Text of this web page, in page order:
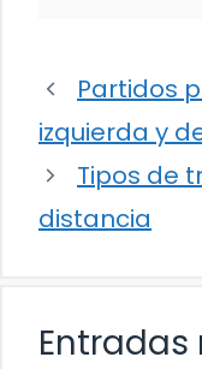
Partidos
izquierda y
Tipos de
distancia
Entradas